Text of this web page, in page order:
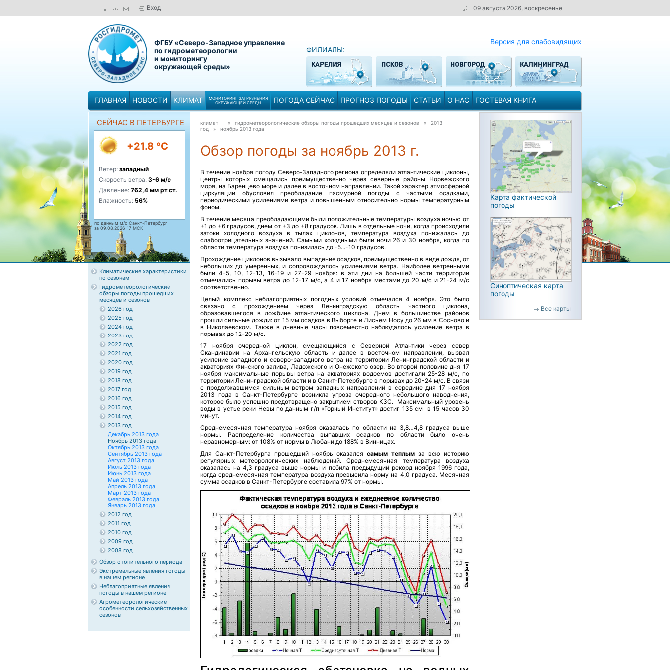
Вход 09 августа 2026, воскресенье
ФГБУ «Северо-Западное управление
по гидрометеорологии
и мониторингу
окружающей среды»
Версия для слабовидящих
ФИЛИАЛЫ:
ГЛАВНАЯ НОВОСТИ КЛИМАТ
МОНИТОРИНГ ЗАГРЯЗНЕНИЯ
ОКРУЖАЮЩЕЙ СРЕДЫ
ПОГОДА СЕЙЧАС ПРОГНОЗ ПОГОДЫ СТАТЬИ О НАС ГОСТЕВАЯ КНИГА
СЕЙЧАС В ПЕТЕРБУРГЕ
+21.8 °C
Ветер: западный
Скорость ветра: 3-6 м/с
Давление: 762,4 мм рт.ст.
Влажность: 56%
по данным м/с Санкт-Петербург
за 09.08.2026 17 МСК
Климатические характеристики
по сезонам
Гидрометеорологические
обзоры погоды прошедших
месяцев и сезонов
2026 год
2025 год
2024 год
2023 год
2022 год
2021 год
2020 год
2019 год
2018 год
2017 год
2016 год
2015 год
2014 год
2013 год
Декабрь 2013 года
Ноябрь 2013 года
Октябрь 2013 года
Сентябрь 2013 года
Август 2013 года
Июль 2013 года
Июнь 2013 года
Май 2013 года
Апрель 2013 года
Март 2013 года
Февраль 2013 года
Январь 2013 года
2012 год
2011 год
2010 год
2009 год
2008 год
Обзор отопительного периода
Экстремальные явления погоды
в нашем регионе
Неблагоприятные явления
погоды в нашем регионе
Агрометеорологические
особенности сельхозяйственных
сезонов
климат
» гидрометеорологические обзоры погоды прошедших месяцев и сезонов » 2013
год » ноябрь 2013 года
Обзор погоды за ноябрь 2013 г.
В течение ноября погоду Северо-Западного региона определяли атлантические циклоны,
центры которых смещались преимущественно через северные районы Норвежского
моря, на Баренцево море и далее в восточном направлении. Такой характер атмосферной
циркуляции обусловил преобладание пасмурной погоды с частыми осадками,
периодическими усилениями ветра и повышенным относительно нормы температурным
фоном.
В течение месяца преобладающими были положительные температуры воздуха ночью от
+1 до +6 градусов, днем от +3 до +8 градусов. Лишь в отдельные ночи, когда происходили
затоки холодного воздуха в тылах циклонов, температура воздуха понижалась до
слабоотрицательных значений. Самыми холодными были ночи 26 и 30 ноября, когда по
области температура воздуха понизилась до -5...-10 градусов.
Прохождение циклонов вызывало выпадение осадков, преимущественно в виде дождя, от
небольших до умеренных, и сопровождалось усилениями ветра. Наиболее ветренными
были 4-5, 10, 12-13, 16-19 и 27-29 ноября: в эти дни на большей части территории
отмечались порывы ветра до 12-17 м/с, а 4 и 17 ноября местами до 20 м/с и 21-24 м/с
соответственно.
Целый комплекс неблагоприятных погодных условий отмечался 4 ноября. Это было
связано с прохождением через Ленинградскую область частного циклона,
образовавшегося в ложбине атлантического циклона. Днем в большинстве районов
прошли сильные дожди: от 15 мм осадков в Выборге и Лисьем Носу до 26 мм в Сосново и
в Николаевском. Также в дневные часы повсеместно наблюдалось усиление ветра в
порывах до 12-20 м/с.
17 ноября очередной циклон, смещающийся с Северной Атлантики через север
Скандинавии на Архангельскую область и далее в восточном направлении, вызвал
усиление западного и северо-западного ветра на территории Ленинградской области и
акваториях Финского залива, Ладожского и Онежского озер. Во второй половине дня 17
ноября максимальные порывы ветра на акваториях водоемов достигали 25-28 м/с, по
территории Ленинградской области и в Санкт-Петербурге в порывах до 20-24 м/с. В связи
с продолжавшимся сильным ветром западных направлений в середине дня 17 ноября
2013 года в Санкт-Петербурге возникла угроза очередного небольшого наводнения,
которое было успешно предотвращено закрытием створов КЗС. Максимальный уровень
воды в устье реки Невы по данным г/п «Горный Институт» достиг 135 см в 15 часов 30
минут.
Среднемесячная температура ноября оказалась по области на 3,8…4,8 градуса выше
нормы. Распределение количества выпавших осадков по области было очень
неравномерным: от 108% от нормы в Любани до 188% в Винницах.
Для Санкт-Петербурга прошедший ноябрь оказался самым теплым за всю историю
регулярных метеорологических наблюдений. Среднемесячная температура воздуха
оказалась на 4,3 градуса выше нормы и побила предыдущий рекорд ноября 1996 года,
когда среднемесячная температура воздуха превысила норму на 4,0 градуса. Месячная
сумма осадков в Санкт-Петербурге составила 97% от нормы.
Карта фактической
погоды
Синоптическая карта
погоды
Все карты